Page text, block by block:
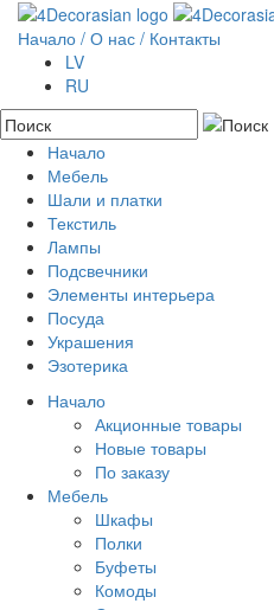
Начало / О нас / Контакты
LV
RU
Начало
Акционные товары
Новые товары
По заказу
Мебель
Шкафы
Полки
Буфеты
Комоды
Столы
Стулья
Скамьи и качалки
Консоли
Зеркала
Кровати
Ширмы
Шали и платки
Текстиль
Наволочки
Одежда
Сумки
Покрывала
Коврики
Настенный декор
Подушки на стулья
Лампы
Подсвечники
Камень
Металл
Дерево
Стекло
Элементы интерьера
Резьба по дереву
Колонны
Капители
Металлические изделия
Цветы
Вазы
Посуда
Украшения
Rokassprādzes
Бусы
Кулоны
Кольца
Серьги
Комплекты
Другое
Эзотерика
Начало
Акционные товары
Новые товары
По заказу
Мебель
Шкафы
Полки
Буфеты
Комоды